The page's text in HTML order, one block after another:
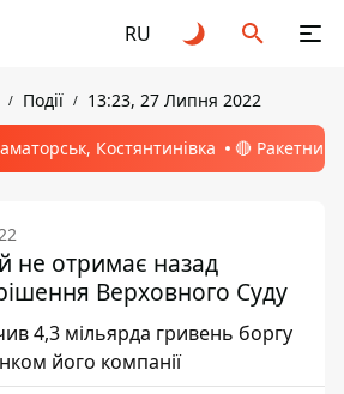
RU
Події 13:23, 27 Липня 2022
Костянтинівка 🔴 Ракетний
не отримає назад
Верховного Суду
4,3 мільярда гривень боргу
його компанії